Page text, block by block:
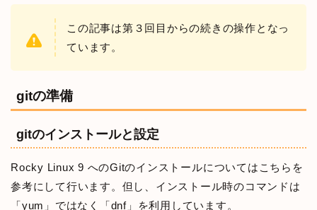
この記事は第３回目からの続きの操作となっ
ています。
gitの準備
gitのインストールと設定
Rocky Linux 9 へのGitのインストールについてはこちらを
参考にして行います。但し、インストール時のコマンドは
「yum」ではなく「dnf」を利用しています。